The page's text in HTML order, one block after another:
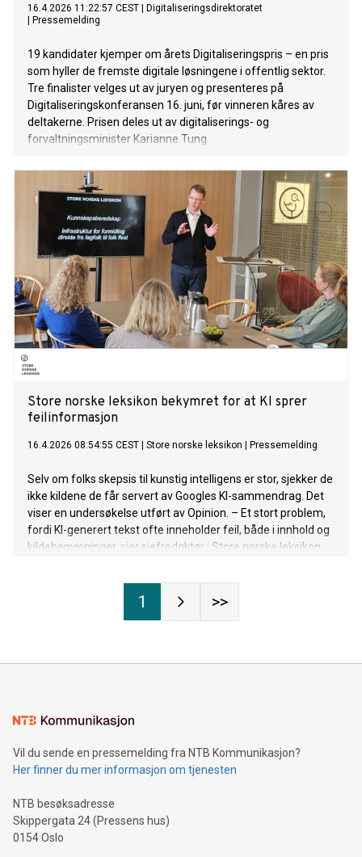
16.4.2026 11:22:57 CEST
Digitaliseringsdirektoratet
Pressemelding
19 kandidater kjemper om årets Digitaliseringspris – en pris
som hyller de fremste digitale løsningene i offentlig sektor.
Tre finalister velges ut av juryen og presenteres på
Digitaliseringskonferansen 16. juni, før vinneren kåres av
deltakerne. Prisen deles ut av digitaliserings- og
forvaltningsminister Karianne Tung.
Store norske leksikon bekymret for at KI sprer
feilinformasjon
16.4.2026 08:54:55 CEST Store norske leksikon Pressemelding
Selv om folks skepsis til kunstig intelligens er stor, sjekker de
ikke kildene de får servert av Googles KI-sammendrag. Det
viser en undersøkelse utført av Opinion. – Et stort problem,
fordi KI-generert tekst ofte inneholder feil, både i innhold og
kildehenvisninger, sier sjefredaktør i Store norske leksikon.
1 >>
Vil du sende en pressemelding fra NTB Kommunikasjon?
Her finner du mer informasjon om tjenesten
NTB besøksadresse
Skippergata 24 (Pressens hus)
0154 Oslo